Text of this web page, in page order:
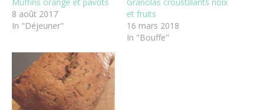
8 août 2017
In "Déjeuner"
et fruits
16 mars 2018
In "Bouffe"